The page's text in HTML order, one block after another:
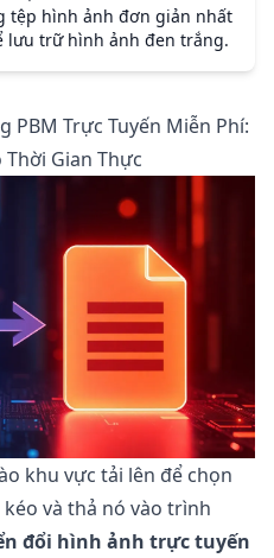
tệp hình ảnh đơn giản nhất
lưu trữ hình ảnh đen trắng.
PBM Trực Tuyến Miễn Phí:
Gian Thực
khu vực tải lên để chọn
và thả nó vào trình
đổi hình ảnh trực tuyến